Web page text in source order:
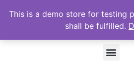
This is a demo store for testing
shall be fulfilled.